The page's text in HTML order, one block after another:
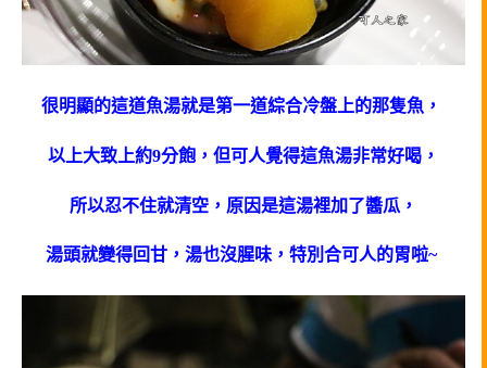
很明顯的這道魚湯就是第一道綜合冷盤上的那隻魚，
以上大致上約9分飽，但可人覺得這魚湯非常好喝，
所以忍不住就清空，原因是這湯裡加了醬瓜，
湯頭就變得回甘，湯也沒腥味，特別合可人的胃啦~